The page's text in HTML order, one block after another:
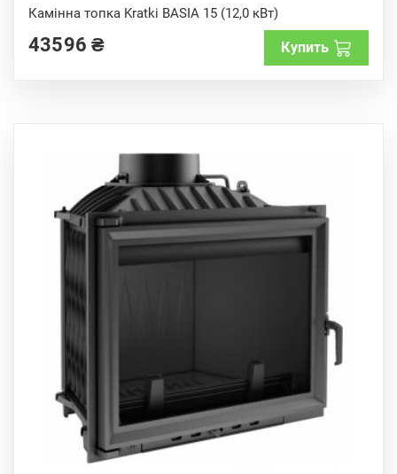
Камінна топка Kratki BASIA 15 (12,0 кВт)
o
u
o
f
43596₴ Купить